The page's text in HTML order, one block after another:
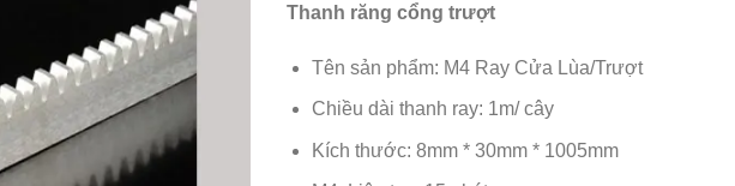
Thanh răng cổng trượt
Tên sản phẩm: M4 Ray Cửa Lùa/Trượt
Chiều dài thanh ray: 1m/ cây
Kích thước: 8mm * 30mm * 1005mm